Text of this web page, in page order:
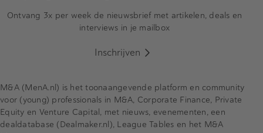
Ontvang 3x per week de nieuwsbrief met artikelen, deals en
interviews in je mailbox
Inschrijven
M&A (MenA.nl) is het toonaangevende platform en community
voor (young) professionals in M&A, Corporate Finance, Private
Equity en Venture Capital, met nieuws, evenementen, een
dealdatabase (Dealmaker.nl), League Tables en het M&A